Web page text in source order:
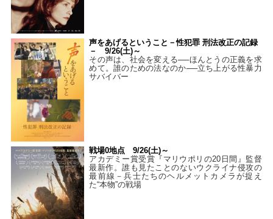
声をあげるということ－性犯罪 刑法改正の記録
－ 9/26(土)～
その声は、社会を変える──ほんとうの正義を求
めて。誰のための法なのか──立ち上がる性暴力
サバイバー
戦場0地点 9/26(土)～
アカデミー賞受賞『マリウポリの20日間』監督
最新作。誰も見たことのないウクライナ侵攻の
最前線－兵士たちのヘルメットカメラが捉え
た“本物”の戦場